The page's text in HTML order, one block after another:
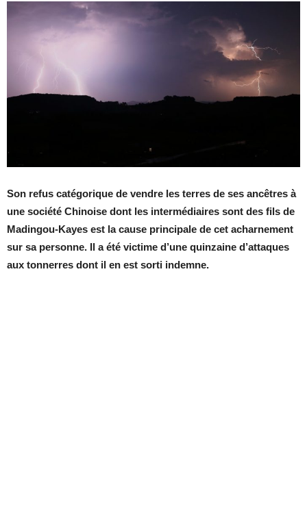
Son refus catégorique de vendre les terres de ses ancêtres à
une société Chinoise dont les intermédiaires sont des fils de
Madingou-Kayes est la cause principale de cet acharnement
sur sa personne. Il a été victime d’une quinzaine d’attaques
aux tonnerres dont il en est sorti indemne.